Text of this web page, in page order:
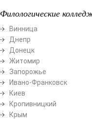
Филологические
Винница
Днепр
Донецк
Житомир
Запорожье
Ивано-Франковск
Киев
Кропивницкий
Крым